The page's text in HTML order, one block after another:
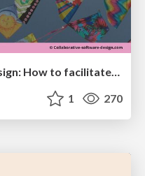
Collaborative Software Design: How to facilitate domain modelling decisions
1 270